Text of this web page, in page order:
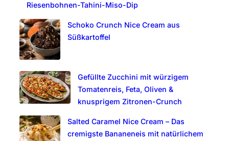
Riesenbohnen-Tahini-Miso-Dip
Schoko Crunch Nice Cream aus
Süßkartoffel
Gefüllte Zucchini mit würzigem
Tomatenreis, Feta, Oliven &
knusprigem Zitronen-Crunch
Salted Caramel Nice Cream – Das
cremigste Bananeneis mit natürlichem